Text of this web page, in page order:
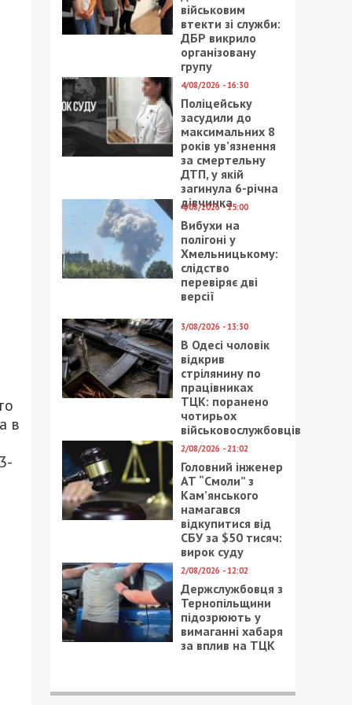
в
військовим
втекти зі служби:
ДБР викрило
організовану
групу
4/08/2026 - 16:30
Поліцейську
засудили до
максимальних 8
років ув’язнення
за смертельну
ДТП, у якій
загинула 6-річна
дівчинка
4/08/2026 - 15:00
Вибухи на
полігоні у
Хмельницькому:
слідство
перевіряє дві
версії
3/08/2026 - 13:30
В Одесі чоловік
відкрив
стрілянину по
працівниках
ТЦК: поранено
чотирьох
військовослужбовців
2/08/2026 - 21:02
Головний інженер
АТ “Смоли” з
Кам’янського
намагався
відкупитися від
СБУ за $50 тисяч:
вирок суду
2/08/2026 - 12:02
Держслужбовця з
Тернопільщини
підозрюють у
вимаганні хабаря
за вплив на ТЦК